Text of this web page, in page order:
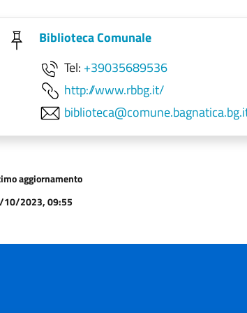
Biblioteca Comunale
Tel: +39035689536
http://www.rbbg.it/
aggiornamento
10/2023, 09:55